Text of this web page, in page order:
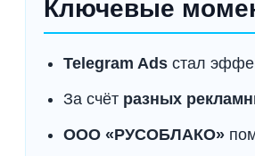
Ключевые
Telegram Ads стал
За счёт разных
ООО «РУСОБЛАКО»